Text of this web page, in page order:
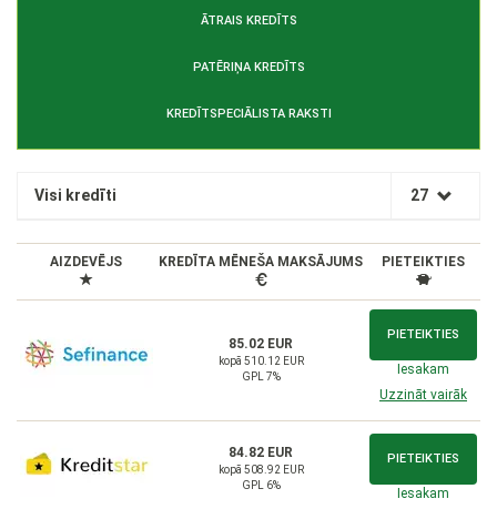
ĀTRAIS KREDĪTS
PATĒRIŅA KREDĪTS
KREDĪTSPECIĀLISTA RAKSTI
Visi kredīti 27
AIZDEVĒJS KREDĪTA MĒNEŠA MAKSĀJUMS PIETEIKTIES
85.02 EUR
kopā 510.12 EUR
GPL 7%
PIETEIKTIES
Iesakam
Uzzināt vairāk
84.82 EUR
kopā 508.92 EUR
GPL 6%
PIETEIKTIES
Iesakam